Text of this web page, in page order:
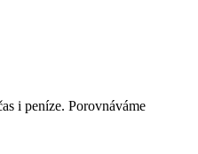
i peníze. Porovnáváme